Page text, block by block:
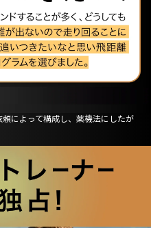
によって構成し、薬機法にしたが